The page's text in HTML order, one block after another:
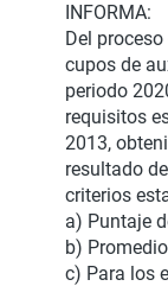
INFORMA:
Del
cupos de
periodo
requisitos
2013,
resultado
criterios
a) Puntaje
b)
c) Para los